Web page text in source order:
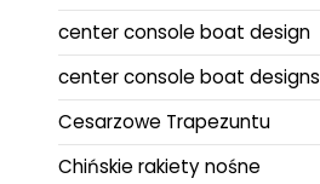
center console boat design
center console boat designs
Cesarzowe Trapezuntu
Chińskie rakiety nośne